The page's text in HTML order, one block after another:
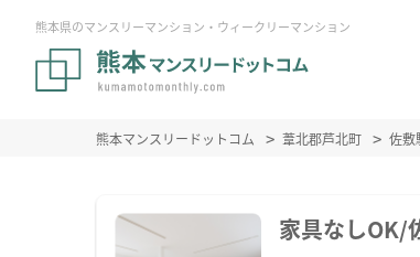
熊本県のマンスリーマンション・ウィークリーマンション
熊本マンスリードットコム 葦北郡芦北町 佐敷
家具なしOK/